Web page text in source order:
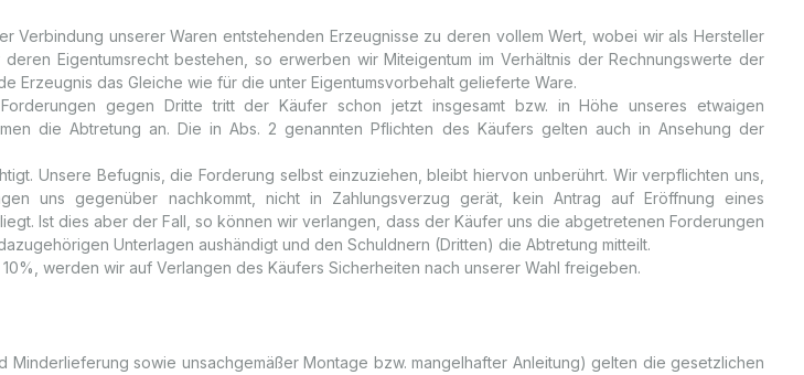
Verbindung unserer Waren entstehenden Erzeugnisse zu deren vollem Wert, wobei wir als Hersteller
Eigentumsrecht bestehen, so erwerben wir Miteigentum im Verhältnis der Rechnungswerte der
Erzeugnis das Gleiche wie für die unter Eigentumsvorbehalt gelieferte Ware.
gegen Dritte tritt der Käufer schon jetzt insgesamt bzw. in Höhe unseres etwaigen
die Abtretung an. Die in Abs. 2 genannten Pflichten des Käufers gelten auch in Ansehung der
Unsere Befugnis, die Forderung selbst einzuziehen, bleibt hiervon unberührt. Wir verpflichten uns,
uns gegenüber nachkommt, nicht in Zahlungsverzug gerät, kein Antrag auf Eröffnung eines
Ist dies aber der Fall, so können wir verlangen, dass der Käufer uns die abgetretenen Forderungen
Unterlagen aushändigt und den Schuldnern (Dritten) die Abtretung mitteilt.
werden wir auf Verlangen des Käufers Sicherheiten nach unserer Wahl freigeben.
Minderlieferung sowie unsachgemäßer Montage bzw. mangelhafter Anleitung) gelten die gesetzlichen